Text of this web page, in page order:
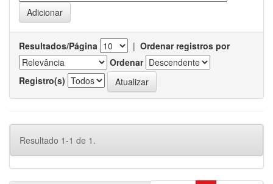
Resultados/Página | Ordenar registros por
Ordenar
Registro(s)
Resultado 1-1 de 1.